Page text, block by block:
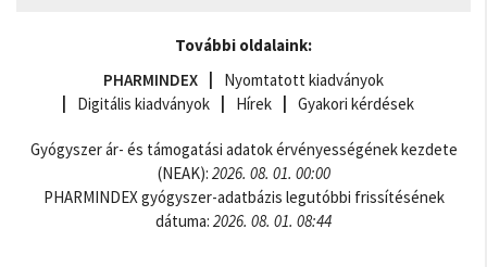
További oldalaink:
PHARMINDEX
Nyomtatott kiadványok
Digitális kiadványok
Hírek Gyakori kérdések
Gyógyszer ár- és támogatási adatok érvényességének kezdete
(NEAK): 2026. 08. 01. 00:00
PHARMINDEX gyógyszer-adatbázis legutóbbi frissítésének
dátuma: 2026. 08. 01. 08:44